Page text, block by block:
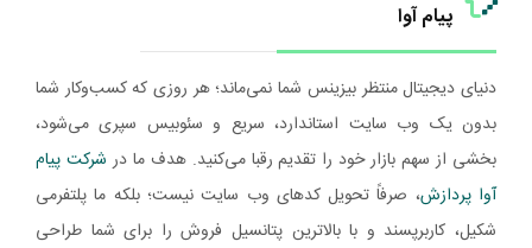
پیام آوا
دنیای دیجیتال منتظر بیزینس شما نمی‌ماند؛ هر روزی که کسب‌وکار شما
بدون یک وب‌ سایت استاندارد، سریع و سئوبیس سپری می‌شود،
بخشی از سهم بازار خود را تقدیم رقبا می‌کنید. هدف ما در شرکت پیام
آوا پردازش، صرفاً تحویل کدهای وب‌ سایت نیست؛ بلکه ما پلتفرمی
شکیل، کاربرپسند و با بالاترین پتانسیل فروش را برای شما طراحی